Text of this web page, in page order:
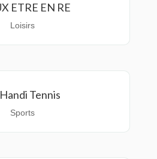
ETRE EN RE
Loisirs
Tennis
Sports